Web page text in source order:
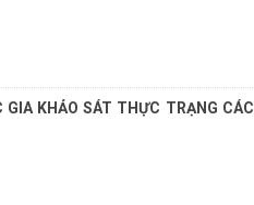
KHẢO SÁT THỰC TRẠNG